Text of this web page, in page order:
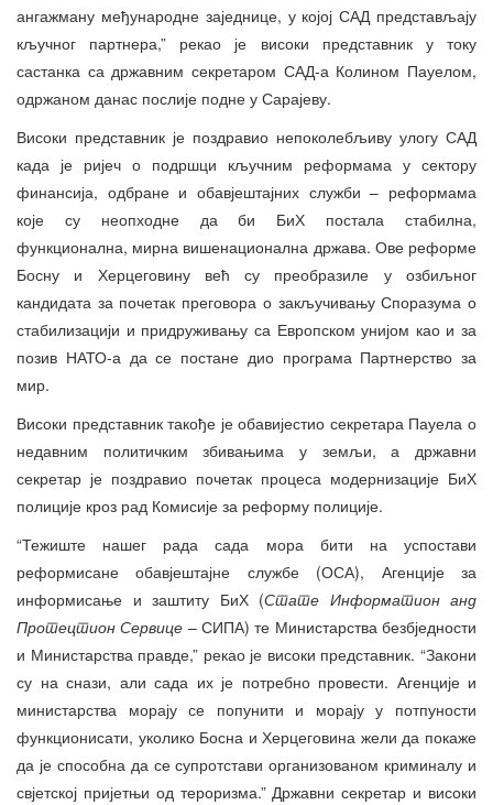
ангажману међународне заједнице, у којој САД представљају
кључног партнера,” рекао је високи представник у току
састанка са државним секретаром САД-а Колином Пауелом,
одржаном данас послије подне у Сарајеву.
Високи представник је поздравио непоколебљиву улогу САД
када је ријеч о подршци кључним реформама у сектору
финансија, одбране и обавјештајних служби – реформама
које су неопходне да би БиХ постала стабилна,
функционална, мирна вишенационална држава. Ове реформе
Босну и Херцеговину већ су преобразиле у озбиљног
кандидата за почетак преговора о закључивању Споразума о
стабилизацији и придруживању са Европском унијом као и за
позив НАТО-а да се постане дио програма Партнерство за
мир.
Високи представник такође је обавијестио секретара Пауела о
недавним политичким збивањима у земљи, а државни
секретар је поздравио почетак процеса модернизације БиХ
полиције кроз рад Комисије за реформу полиције.
“Тежиште нашег рада сада мора бити на успостави
реформисане обавјештајне службе (ОСА), Агенције за
информисање и заштиту БиХ (Стате Информатион анд
Протецтион Сервице – СИПА) те Министарства безбједности
и Министарства правде,” рекао је високи представник. “Закони
су на снази, али сада их је потребно провести. Агенције и
министарства морају се попунити и морају у потпуности
функционисати, уколико Босна и Херцеговина жели да покаже
да је способна да се супротстави организованом криминалу и
свјетској пријетњи од тероризма.” Државни секретар и високи